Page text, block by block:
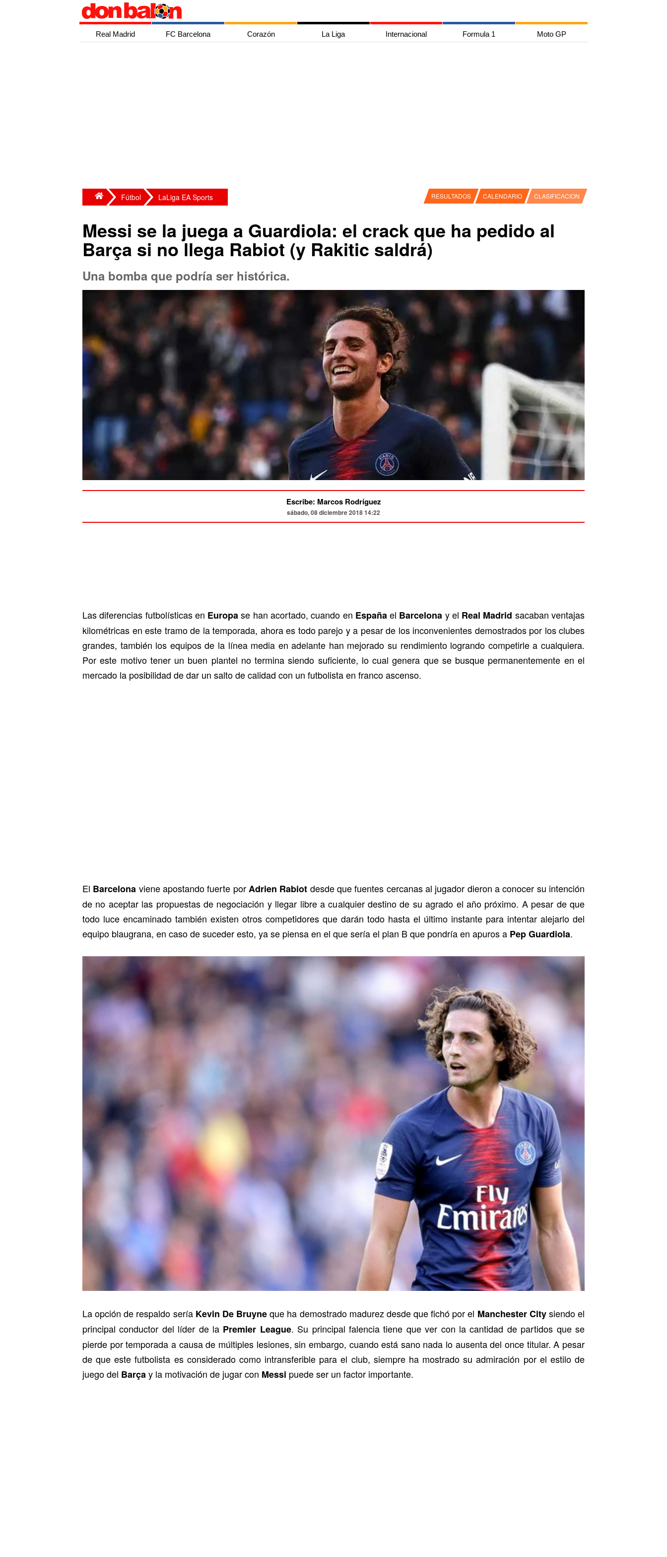
Real Madrid FC Barcelona Corazón La Liga Internacional Formula 1 Moto GP
Fútbol LaLiga EA Sports RESULTADOS CALENDARIO CLASIFICACION
Messi se la juega a Guardiola: el crack que ha pedido al
Barça si no llega Rabiot (y Rakitic saldrá)
Una bomba que podría ser histórica.
Escribe: Marcos Rodríguez
sábado, 08 diciembre 2018 14:22
Las diferencias futbolísticas en Europase han acortado, cuando en Españael Barcelona y el Real Madrid sacaban ventajas
kilométricas en este tramo de la temporada, ahora es todo parejo y a pesar de los inconvenientes demostrados por los clubes
grandes, también los equipos de la línea media en adelante han mejorado su rendimiento logrando competirle a cualquiera.
Por este motivo tener un buen plantel no termina siendo suficiente, lo cual genera que se busque permanentemente en el
mercado la posibilidad de dar un salto de calidad con un futbolista en franco ascenso.
El Barcelona viene apostando fuerte porAdrien Rabiot desde que fuentes cercanas al jugador dieron a conocer su intención
de no aceptar las propuestas de negociación y llegar libre a cualquier destino de su agrado el año próximo. A pesar de que
todo luce encaminado también existen otros competidores que darán todo hasta el último instante para intentar alejarlo del
equipo blaugrana, en caso de suceder esto, ya se piensa en el que sería el plan B que pondría en apuros a Pep Guardiola.
La opción de respaldo sería Kevin De Bruyneque ha demostrado madurez desde que fichó por el Manchester Citysiendo el
principal conductor del líder de la Premier League. Su principal falencia tiene que ver con la cantidad de partidos que se
pierde por temporada a causa de múltiples lesiones, sin embargo, cuando está sano nada lo ausenta del once titular. A pesar
de que este futbolista es considerado como intransferible para el club, siempre ha mostrado su admiración por el estilo de
juego del Barçay la motivación de jugar con Messi puede ser un factor importante.